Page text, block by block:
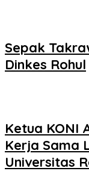
Sepak
Dinkes Rohul
Ketua KONI
Kerja Sama
Universitas